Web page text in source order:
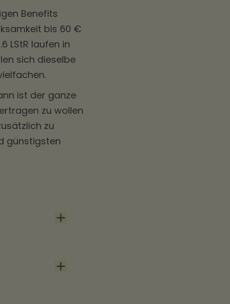
Benefits
bis 60 €
LStR laufen in
sich dieselbe
ist der ganze
zu wollen
zu
günstigsten
2022